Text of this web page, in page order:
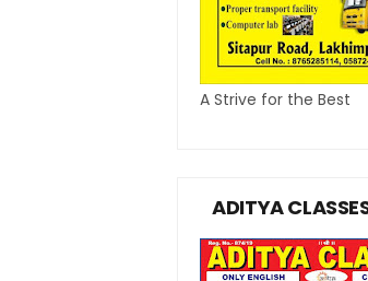
A Strive for the Best
ADITYA